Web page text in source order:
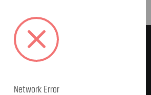
DICH FÜR UNSEREN
Network Error